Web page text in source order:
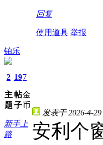
回复
使用道具 举报
铂乐
2
主
题
19
帖
子
7
金
币
新手上
路
发表于 2026-4-
安利个